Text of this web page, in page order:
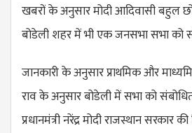
खबरों के अनुसार मोदी आदिवासी बहुल
बोडेली शहर में भी एक जनसभा सभा को
जानकारी के अनुसार प्राथमिक और
राव के अनुसार बोडेली में सभा को
प्रधानमंत्री नरेंद्र मोदी राजस्थान